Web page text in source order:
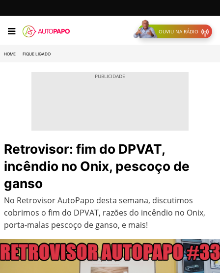
OUVIU NA RÁDIO
HOME FIQUE LIGADO
Retrovisor: fim do DPVAT,
incêndio no Onix, pescoço de
ganso
No Retrovisor AutoPapo desta semana, discutimos
cobrimos o fim do DPVAT, razões do incêndio no Onix,
porta-malas pescoço de ganso, e mais!